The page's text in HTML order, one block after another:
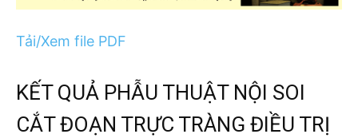
Tải/Xem file PDF
KẾT QUẢ PHẪU THUẬT NỘI SOI
CẮT ĐOẠN TRỰC TRÀNG ĐIỀU TRỊ